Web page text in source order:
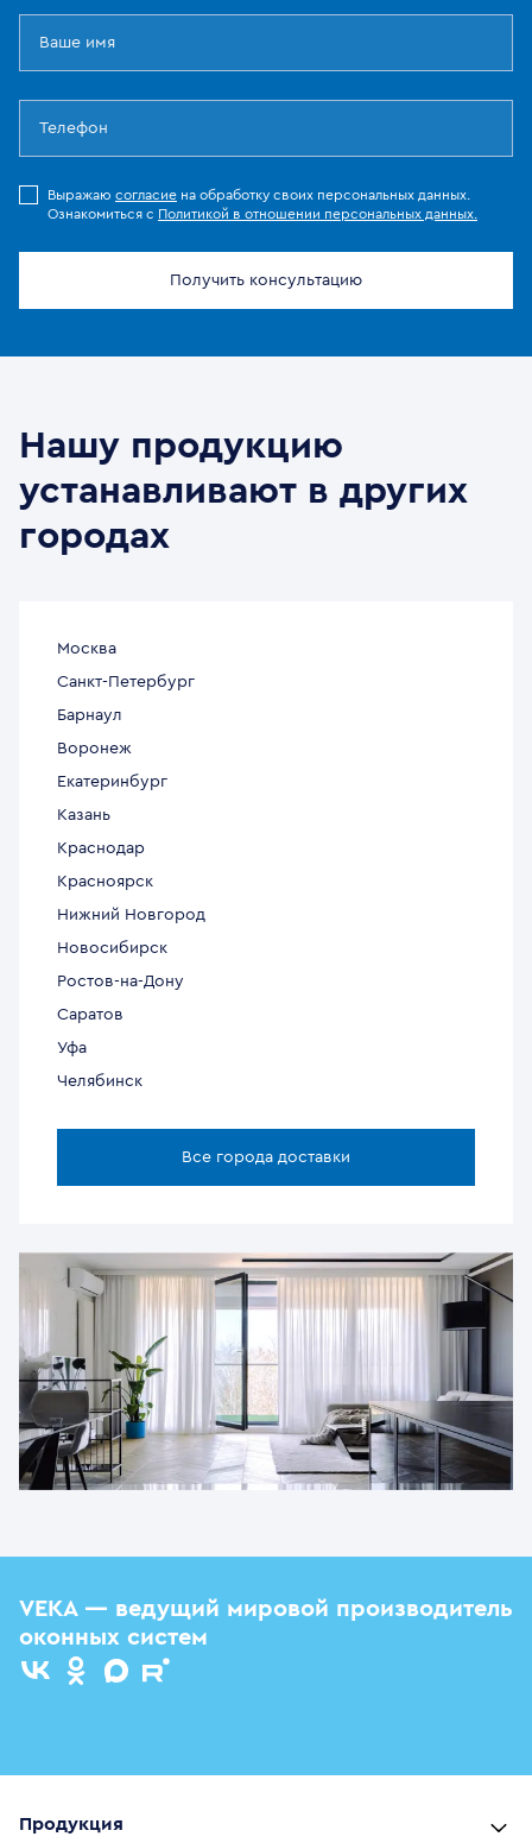
Выражаю согласие на обработку своих персональных данных.
Ознакомиться с Политикой в отношении персональных данных.
Получить консультацию
Нашу продукцию
устанавливают в других
городах
Москва
Санкт-Петербург
Барнаул
Воронеж
Екатеринбург
Казань
Краснодар
Красноярск
Нижний Новгород
Новосибирск
Ростов-на-Дону
Саратов
Уфа
Челябинск
Все города доставки
VEKA — ведущий мировой производитель
оконных систем
Продукция